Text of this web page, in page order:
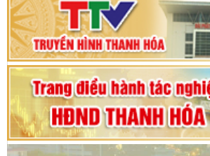
Bế mạc Kỳ họp thứ hai bốn,
tỉnh khoá XVIII